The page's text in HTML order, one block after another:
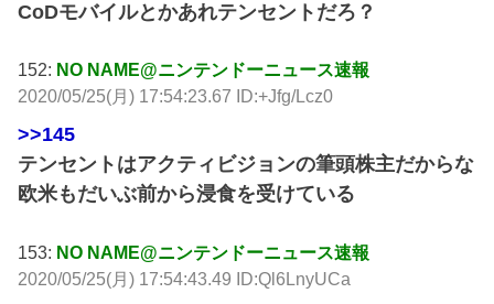
CoDモバイルとかあれテンセントだろ？
152: NO NAME@ニンテンドーニュース速報
2020/05/25(月) 17:54:23.67 ID:+Jfg/Lcz0
>>145
テンセントはアクティビジョンの筆頭株主だからな
欧米もだいぶ前から浸食を受けている
153: NO NAME@ニンテンドーニュース速報
2020/05/25(月) 17:54:43.49 ID:Ql6LnyUCa